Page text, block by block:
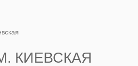
КИЕВСКАЯ